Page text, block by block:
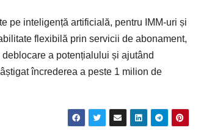
pe inteligență artificială, pentru IMM-uri și
flexibilă prin servicii de abonament,
a potențialului și ajutând
încrederea a peste 1 milion de